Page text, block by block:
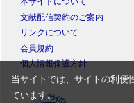
文献配信契約のご案内
リンクについて
会員規約
個人情報保護方針
当サイトでは、サイトの利便
ています。